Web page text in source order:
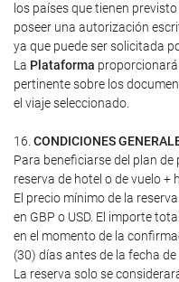
los países que tienen
poseer una autorización
ya que puede ser solicitada
La Plataforma proporcionará
pertinente sobre los
el viaje seleccionado.
16. CONDICIONES
Para beneficiarse del plan de
reserva de hotel o de vuelo +
El precio mínimo de la
en GBP o USD. El importe
en el momento de la
(30) días antes de la fecha de
La reserva solo se